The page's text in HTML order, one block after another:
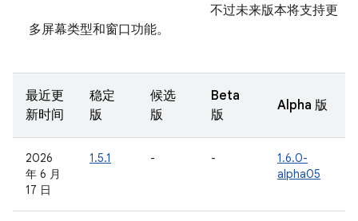
不过未来版本将支持更
多屏幕类型和窗口功能。
最近更
新时间
稳定
版
候选
版
Beta
版
Alpha 版
2026
年 6 月
17 日
1.5.1 - -
1.6.0-
alpha05